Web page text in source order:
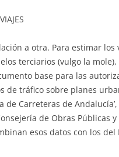
a otra. Para estimar los
terciarios (vulgo la mole),
base para las
de tráfico sobre planes
de Carreteras de
de Obras Públicas y
esos datos con los del